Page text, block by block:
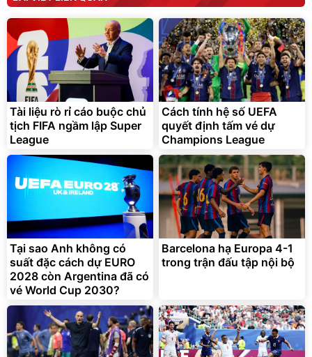
Elmich JEE 1855OL
3.000.000đ
2.143.650
Flash Sale
cao áp có tạo bọt tuyết
399.000đ
Đã bán nhiều
Bạt phủ xe ô tô cao cấp,
tráng nhôm 03 lớp
392.000đ
325.000đ
Đã bán nhiều
Xe đạp điện trợ lực G-
Force C14 gấp gọn bỏ cốp
tiện lợi
9.900.000đ
7.092.000đ
Đang xem nhiều
Tài liệu rò rỉ cáo buộc chủ
tịch FIFA ngầm lập Super
League
Cách tính hệ số UEFA
quyết định tấm vé dự
Champions League
Tại sao Anh không có
suất đặc cách dự EURO
2028 còn Argentina đã có
vé World Cup 2030?
Barcelona hạ Europa 4-1
trong trận đấu tập nội bộ